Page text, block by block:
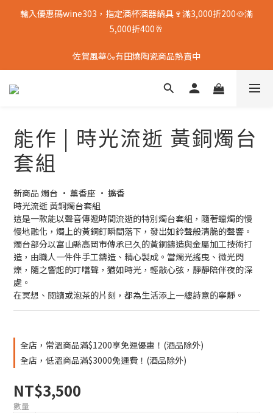
輸入優惠碼wine303，指定酒杯酒器鍋具🍷滿3,000折200🥘滿
5,000折400🥂
佐賀風華🍶有田燒陶瓷商品熱賣中
能作 | 時光流逝 黃銅燭台
套組
新商品 燭台 · 薰香座 · 擴香
時光流逝 黃銅燭台套組
這是一款能以聲音傳遞時間流逝的特別燭台套組，隨著蠟燭的慢
慢地融化，燭上的黃銅釘瞬間落下，發出如鈴聲般清脆的聲響。
燭台部分以富山縣高岡市傳承已久的黃銅鑄造與金屬加工技術打
造，由職人一件件手工鑄造、精心製成。當燭光搖曳、微光閃
爍，隨之響起的叮噹聲，猶如時光，輕敲心弦，靜靜陪伴夜的深
處。
在冥想、閱讀或泡茶的片刻，都為生活添上一縷詩意的寧靜。
全店，常溫商品滿$1200享免運優惠！(酒品除外)
全店，低溫商品滿$3000免運費！(酒品除外)
NT$3,500
數量